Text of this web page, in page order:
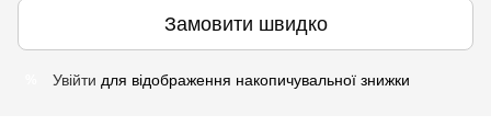
Замовити швидко
Увійти для відображення накопичувальної знижки